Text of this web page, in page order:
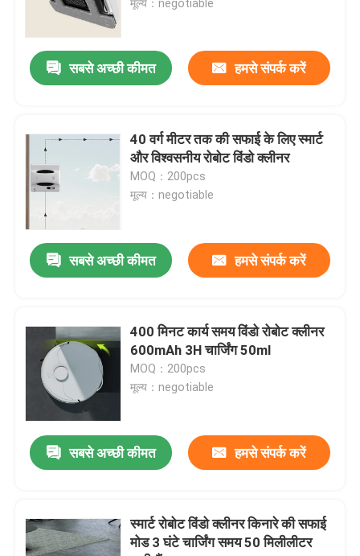
मूल्य：negotiable
सबसे अच्छी कीमत हमसे संपर्क करें
40 वर्ग मीटर तक की सफाई के लिए स्मार्ट
और विश्वसनीय रोबोट विंडो क्लीनर
MOQ：200pcs
मूल्य：negotiable
सबसे अच्छी कीमत हमसे संपर्क करें
400 मिनट कार्य समय विंडो रोबोट क्लीनर
600mAh 3H चार्जिंग 50ml
MOQ：200pcs
मूल्य：negotiable
सबसे अच्छी कीमत हमसे संपर्क करें
स्मार्ट रोबोट विंडो क्लीनर किनारे की सफाई
मोड 3 घंटे चार्जिंग समय 50 मिलीलीटर